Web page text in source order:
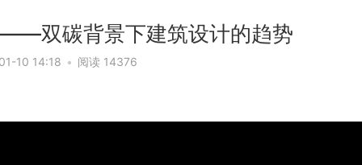
双碳背景下建筑设计的趋势
10 14:18 • 阅读 14376